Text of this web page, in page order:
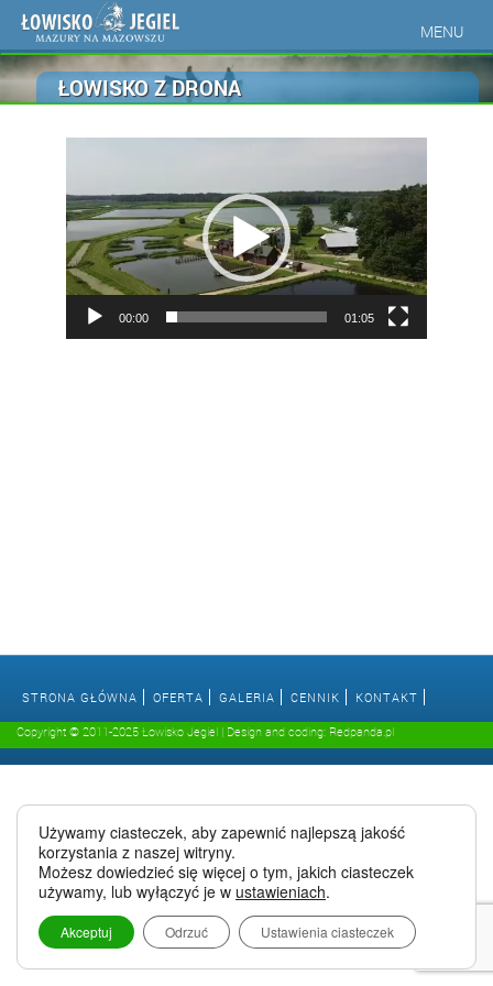
MENU
ŁOWISKO Z DRONA
00:00 01:05
STRONA GŁÓWNA OFERTA GALERIA CENNIK KONTAKT
Copyright © 2011-2025 Łowisko Jegiel | Design and coding: Redpanda.pl
Używamy ciasteczek, aby zapewnić najlepszą jakość
korzystania z naszej witryny.
Możesz dowiedzieć się więcej o tym, jakich ciasteczek
używamy, lub wyłączyć je w ustawieniach.
Akceptuj Odrzuć Ustawienia ciasteczek